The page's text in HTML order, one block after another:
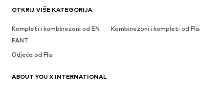
OTKRIJ VIŠE KATEGORIJA
Kompleti i kombinezoni od EN
FANT
Kombinezoni i kompleti od Flis
Odjeća od Flis
ABOUT YOU X INTERNATIONAL